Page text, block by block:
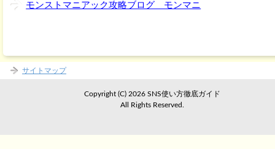
モンストマニアック攻略ブログ モンマニ
サイトマップ
Copyright (C) 2026 SNS使い方徹底ガイド
All Rights Reserved.